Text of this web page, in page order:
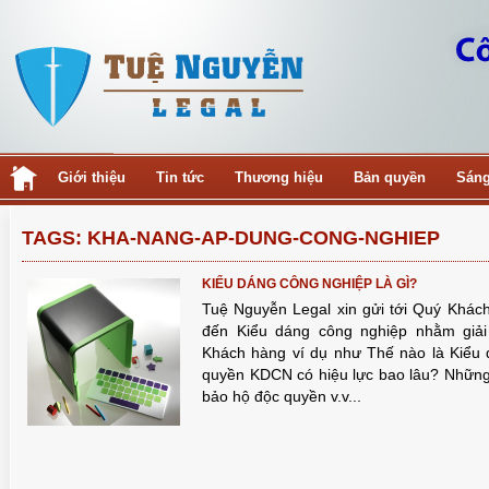
Giới thiệu Tin tức Thương hiệu Bản quyền
TAGS: KHA-NANG-AP-DUNG-CONG-NGHIEP
KIỂU DÁNG CÔNG NGHIỆP LÀ GÌ?
Tuệ Nguyễn Legal xin gửi tới Quý
đến Kiểu dáng công nghiệp nhằm
Khách hàng ví dụ như Thế nào là Kiểu
quyền KDCN có hiệu lực bao lâu?
bảo hộ độc quyền v.v...